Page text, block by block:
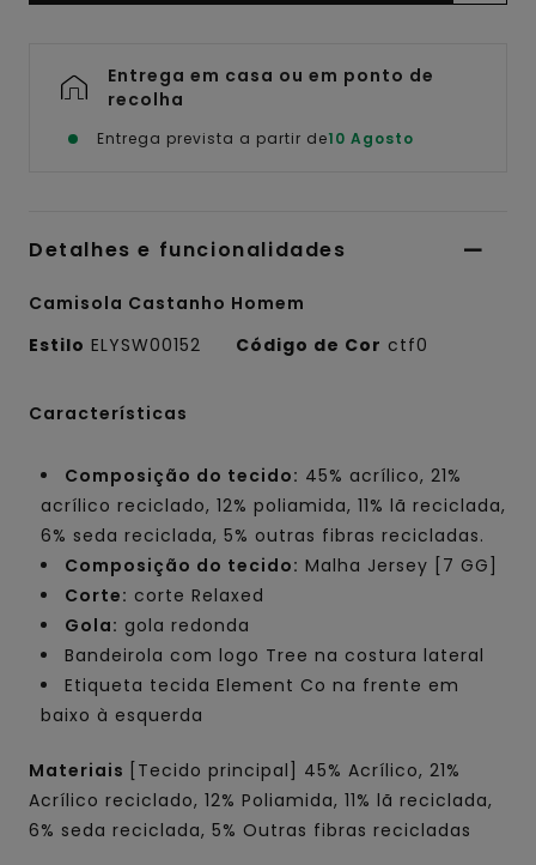
Entrega em casa ou em ponto de
recolha
Entrega prevista a partir de10 Agosto
Detalhes e funcionalidades
Camisola Castanho Homem
Estilo ELYSW00152 Código de Cor ctf0
Características
Composição do tecido: 45% acrílico, 21%
acrílico reciclado, 12% poliamida, 11% lã reciclada,
6% seda reciclada, 5% outras fibras recicladas.
Composição do tecido: Malha Jersey [7 GG]
Corte: corte Relaxed
Gola: gola redonda
Bandeirola com logo Tree na costura lateral
Etiqueta tecida Element Co na frente em
baixo à esquerda
Materiais
[Tecido principal] 45% Acrílico, 21%
Acrílico reciclado, 12% Poliamida, 11% lã reciclada,
6% seda reciclada, 5% Outras fibras recicladas